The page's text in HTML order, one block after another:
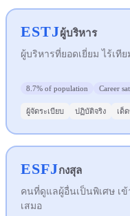
ESTJผู้บริหาร
ผู้บริหารที่ยอดเยี่ยม ไร้เที
8.7% of population Career
ผู้จัดระเบียบ ปฏิบัติจริง เด็
ESFJกงสุล
คนที่ดูแลผู้อื่นเป็นพิเศษ เ
เสมอ